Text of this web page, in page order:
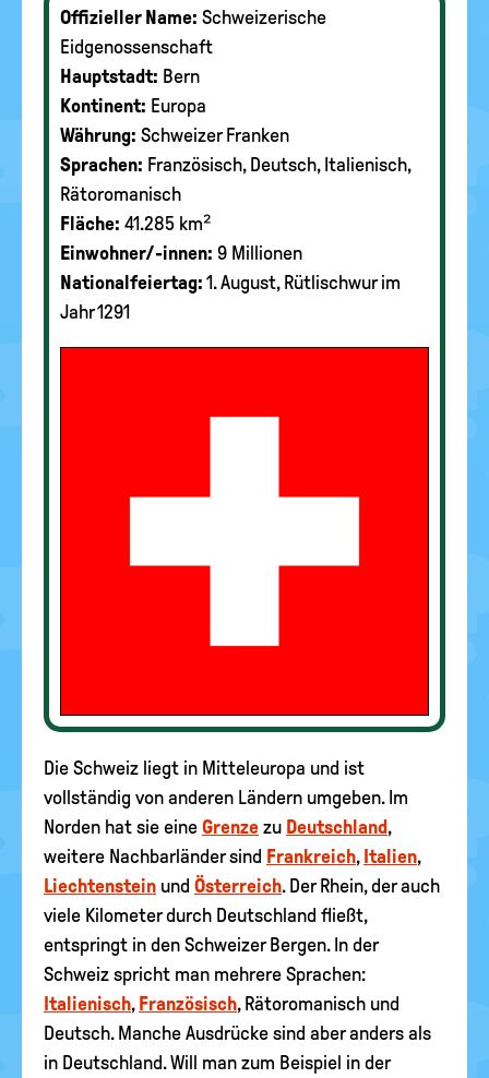
Offizieller Name: Schweizerische
Eidgenossenschaft
Hauptstadt: Bern
Kontinent: Europa
Währung: Schweizer Franken
Sprachen: Französisch, Deutsch, Italienisch,
Rätoromanisch
Fläche: 41.285 km²
Einwohner/-innen: 9 Millionen
Nationalfeiertag: 1. August, Rütlischwur im
Jahr 1291
Die Schweiz liegt in Mitteleuropa und ist
vollständig von anderen Ländern umgeben. Im
Norden hat sie eine Grenze zu Deutschland,
weitere Nachbarländer sind Frankreich, Italien,
Liechtenstein und Österreich. Der Rhein, der auch
viele Kilometer durch Deutschland fließt,
entspringt in den Schweizer Bergen. In der
Schweiz spricht man mehrere Sprachen:
Italienisch, Französisch, Rätoromanisch und
Deutsch. Manche Ausdrücke sind aber anders als
in Deutschland. Will man zum Beispiel in der